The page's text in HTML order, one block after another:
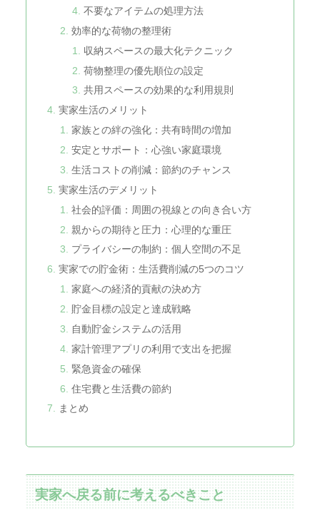
不要なアイテムの処理方法
効率的な荷物の整理術
収納スペースの最大化テクニック
荷物整理の優先順位の設定
共用スペースの効果的な利用規則
実家生活のメリット
家族との絆の強化：共有時間の増加
安定とサポート：心強い家庭環境
生活コストの削減：節約のチャンス
実家生活のデメリット
社会的評価：周囲の視線との向き合い方
親からの期待と圧力：心理的な重圧
プライバシーの制約：個人空間の不足
実家での貯金術：生活費削減の5つのコツ
家庭への経済的貢献の決め方
貯金目標の設定と達成戦略
自動貯金システムの活用
家計管理アプリの利用で支出を把握
緊急資金の確保
住宅費と生活費の節約
まとめ
実家へ戻る前に考えるべきこと